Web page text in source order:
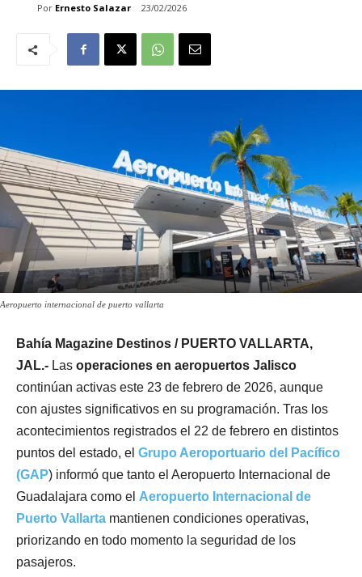
Por Ernesto Salazar 23/02/2026
Aeropuerto internacional de puerto vallarta
Bahía Magazine Destinos / PUERTO VALLARTA,
JAL.- Las operaciones en aeropuertos Jalisco
continúan activas este 23 de febrero de 2026, aunque
con ajustes significativos en su programación. Tras los
acontecimientos registrados el 22 de febrero en distintos
puntos del estado, el Grupo Aeroportuario del Pacífico
(GAP) informó que tanto el Aeropuerto Internacional de
Guadalajara como el Aeropuerto Internacional de
Puerto Vallarta mantienen condiciones operativas,
priorizando en todo momento la seguridad de los
pasajeros.